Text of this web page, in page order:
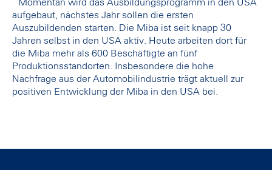
Momentan wird das Ausbildungsprogramm in den USA
aufgebaut, nächstes Jahr sollen die ersten
Auszubildenden starten. Die Miba ist seit knapp 30
Jahren selbst in den USA aktiv. Heute arbeiten dort für
die Miba mehr als 600 Beschäftigte an fünf
Produktionsstandorten. Insbesondere die hohe
Nachfrage aus der Automobilindustrie trägt aktuell zur
positiven Entwicklung der Miba in den USA bei.